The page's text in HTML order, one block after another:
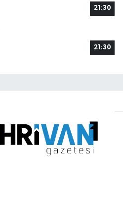
21:30
21:30